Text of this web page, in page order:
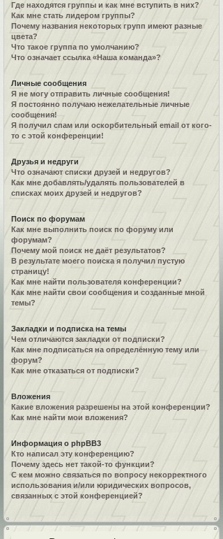
Где находятся группы и как мне вступить в них?
Как мне стать лидером группы?
Почему названия некоторых групп имеют разные
цвета?
Что такое группа по умолчанию?
Что означает ссылка «Наша команда»?
Личные сообщения
Я не могу отправить личные сообщения!
Я постоянно получаю нежелательные личные
сообщения!
Я получил спам или оскорбительный email от кого-
то с этой конференции!
Друзья и недруги
Что означают списки друзей и недругов?
Как мне добавлять/удалять пользователей в
списках моих друзей и недругов?
Поиск по форумам
Как мне выполнить поиск по форуму или
форумам?
Почему мой поиск не даёт результатов?
В результате моего поиска я получил пустую
страницу!
Как мне найти пользователя конференции?
Как мне найти свои сообщения и созданные мной
темы?
Закладки и подписка на темы
Чем отличаются закладки от подписки?
Как мне подписаться на определённую тему или
форум?
Как мне отказаться от подписки?
Вложения
Какие вложения разрешены на этой конференции?
Как мне найти мои вложения?
Информация о phpBB3
Кто написал эту конференцию?
Почему здесь нет такой-то функции?
С кем можно связаться по вопросу некорректного
использования и/или юридических вопросов,
связанных с этой конференцией?